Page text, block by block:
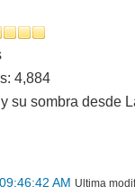
4,884
su sombra desde
AM Ultima